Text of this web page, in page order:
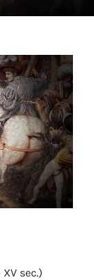
sec.)